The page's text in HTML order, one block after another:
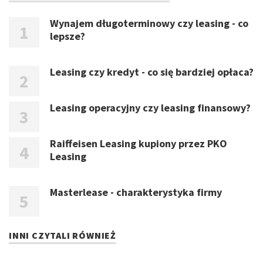
Wynajem długoterminowy czy leasing - co
lepsze?
Leasing czy kredyt - co się bardziej opłaca?
Leasing operacyjny czy leasing finansowy?
Raiffeisen Leasing kupiony przez PKO
Leasing
Masterlease - charakterystyka firmy
INNI CZYTALI RÓWNIEŻ